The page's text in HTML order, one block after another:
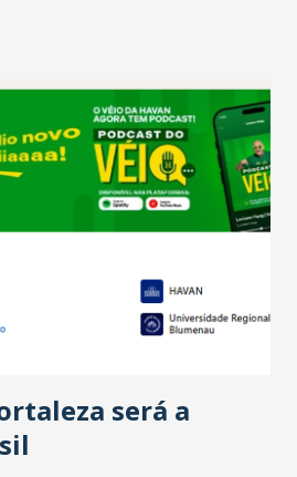
de ano e pelo pagamento do 13º
maior de trabalhadores, já que o
desemprego dos anos recentes.
em novembro de 2025, 40% dos
com lucro e outros 40%
Já o percentual de
ficou em 19%, pouco abaixo
Outros 1% não existiam em
outubro, o faturamento também
pesquisa, 44% dos n...
será a